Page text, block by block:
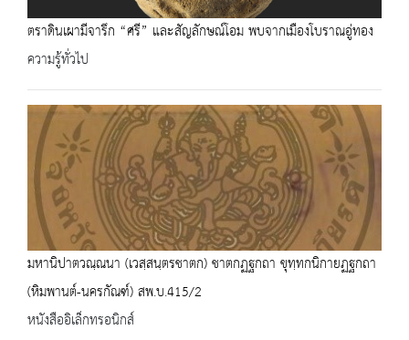
ตราดินเผามีจารึก “ศรี” และสัญลักษณ์โอม พบจากเมืองโบราณอู่ทอง
ความรู้ทั่วไป
มหานิปาตวณฺณนา (เวสฺสนฺตรชาตก) ชาตกฏฐกถา ขุทฺทกนิกายฏฐกถา
(หิมพานต์-นครกัณฑ์) สพ.บ.415/2
หนังสืออิเล็กทรอนิกส์